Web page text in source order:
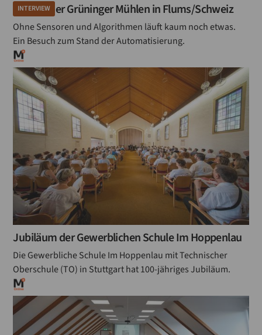
INTERVIEW
Besuch der Grüninger Mühlen in Flums/Schweiz
Ohne Sensoren und Algorithmen läuft kaum noch etwas.
Ein Besuch zum Stand der Automatisierung.
Jubiläum der Gewerblichen Schule Im Hoppenlau
Die Gewerbliche Schule Im Hoppenlau mit Technischer
Oberschule (TO) in Stuttgart hat 100-jähriges Jubiläum.